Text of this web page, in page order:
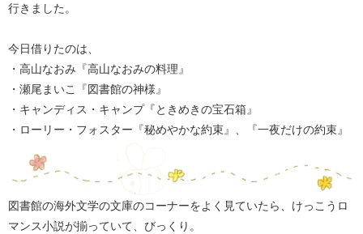
行きました。
今日借りたのは、
・高山なおみ『高山なおみの料理』
・瀬尾まいこ『図書館の神様』
・キャンディス・キャンプ『ときめきの宝石箱』
・ローリー・フォスター『秘めやかな約束』、『一夜だけの約束』
図書館の海外文学の文庫のコーナーをよく見ていたら、けっこうロ
マンス小説が揃っていて、びっくり。